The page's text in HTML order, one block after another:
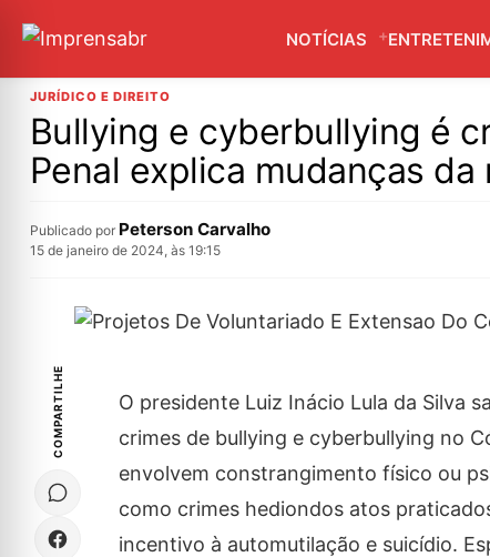
NOTÍCIAS
JURÍDICO E DIREITO
Bullying e cyberbullying é
Penal explica mudanças da
Publicado por Peterson Carvalho
15 de janeiro de 2024, às 19:15
COMPARTILHE
O presidente Luiz Inácio Lula da Silva
crimes de bullying e cyberbullying no
envolvem constrangimento físico ou
como crimes hediondos atos
incentivo à automutilação e suicídio.